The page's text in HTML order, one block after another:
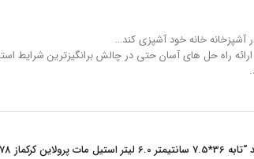
خانه خود آشپزی کند…
راه حل های آسان حتی در چالش برانگیزترین شرایط
1178”